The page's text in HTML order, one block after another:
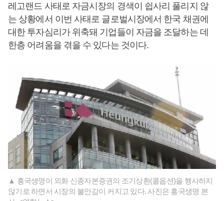
레고랜드 사태로 자금시장의 경색이 쉽사리 풀리지 않
는 상황에서 이번 사태로 글로벌시장에서 한국 채권에
대한 투자심리가 위축돼 기업들이 자금을 조달하는 데
한층 어려움을 겪을 수 있다는 것이다.
▲ 흥국생명이 외화 신종자본증권의 조기상환(콜옵션)을 행사하지
않기로 하면서 시장의 불안감이 커지고 있다. 사진은 흥국생명 본